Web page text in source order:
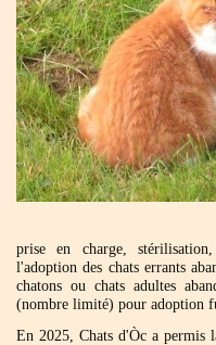
prise en charge,
l'adoption des chats errants
chatons ou chats adultes
(nombre limité) pour adoption
En 2025, Chats d'Òc a permis